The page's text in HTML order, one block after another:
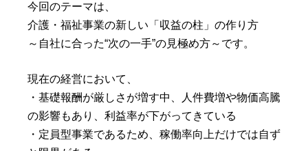
今回のテーマは、
介護・福祉事業の新しい「収益の柱」の作り方
～自社に合った“次の一手”の見極め方～です。
現在の経営において、
・基礎報酬が厳しさが増す中、人件費増や物価高騰
の影響もあり、利益率が下がってきている
・定員型事業であるため、稼働率向上だけでは自ず